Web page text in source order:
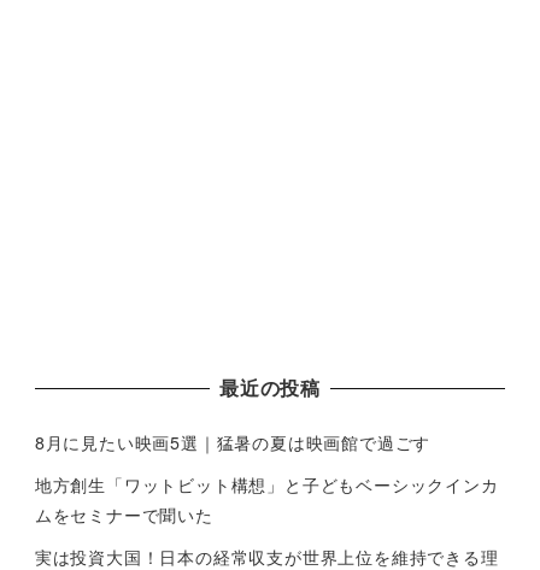
最近の投稿
8月に見たい映画5選｜猛暑の夏は映画館で過ごす
地方創生「ワットビット構想」と子どもベーシックインカ
ムをセミナーで聞いた
実は投資大国！日本の経常収支が世界上位を維持できる理